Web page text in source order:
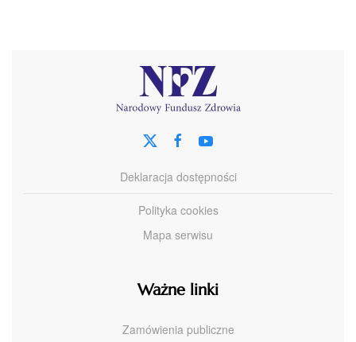
Deklaracja dostępności
Polityka cookies
Mapa serwisu
Ważne linki
Zamówienia publiczne